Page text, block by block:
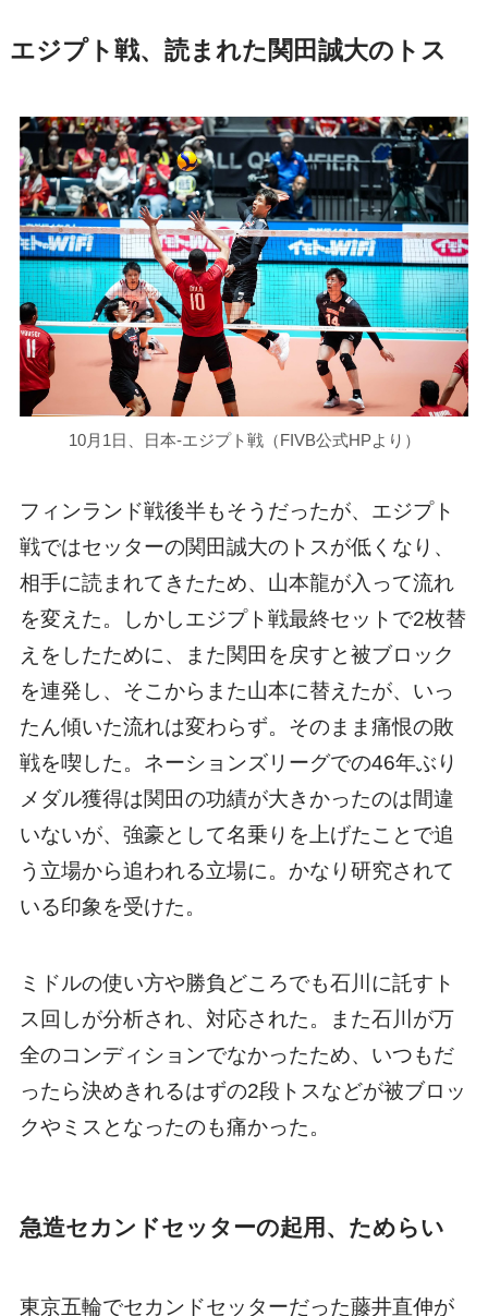
エジプト戦、読まれた関田誠大のトス
10月1日、日本-エジプト戦（FIVB公式HPより）
フィンランド戦後半もそうだったが、エジプト
戦ではセッターの関田誠大のトスが低くなり、
相手に読まれてきたため、山本龍が入って流れ
を変えた。しかしエジプト戦最終セットで2枚替
えをしたために、また関田を戻すと被ブロック
を連発し、そこからまた山本に替えたが、いっ
たん傾いた流れは変わらず。そのまま痛恨の敗
戦を喫した。ネーションズリーグでの46年ぶり
メダル獲得は関田の功績が大きかったのは間違
いないが、強豪として名乗りを上げたことで追
う立場から追われる立場に。かなり研究されて
いる印象を受けた。
ミドルの使い方や勝負どころでも石川に託すト
ス回しが分析され、対応された。また石川が万
全のコンディションでなかったため、いつもだ
ったら決めきれるはずの2段トスなどが被ブロッ
クやミスとなったのも痛かった。
急造セカンドセッターの起用、ためらい
東京五輪でセカンドセッターだった藤井直伸が